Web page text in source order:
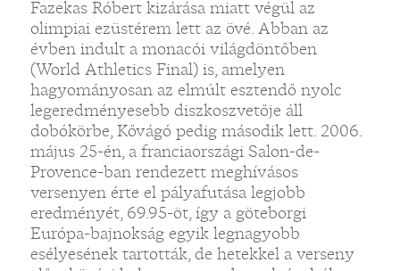
Fazekas Róbert kizárása miatt végül az
olimpiai ezüstérem lett az övé. Abban az
évben indult a monacói világdöntőben
(World Athletics Final) is, amelyen
hagyományosan az elmúlt esztendő nyolc
legeredményesebb diszkoszvetője áll
dobókörbe, Kővágó pedig második lett. 2006.
május 25-én, a franciaországi Salon-de-
Provence-ban rendezett meghívásos
versenyen érte el pályafutása legjobb
eredményét, 69.95-öt, így a göteborgi
Európa-bajnokság egyik legnagyobb
esélyesének tartották, de hetekkel a verseny